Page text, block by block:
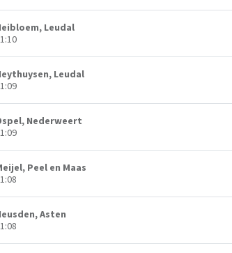
Leudal
Leudal
Nederweert
Peel en Maas
Asten